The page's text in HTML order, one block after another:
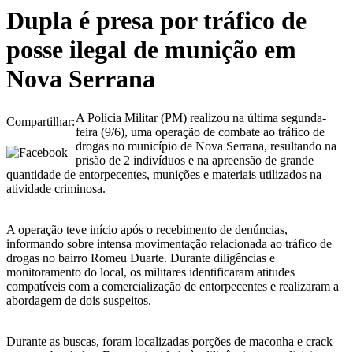
Dupla é presa por tráfico de
posse ilegal de munição em
Nova Serrana
Compartilhar:A Polícia Militar (PM) realizou na última segunda-
feira (9/6), uma operação de combate ao tráfico de
drogas no município de Nova Serrana, resultando na
prisão de 2 indivíduos e na apreensão de grande
quantidade de entorpecentes, munições e materiais utilizados na
atividade criminosa.
A operação teve início após o recebimento de denúncias,
informando sobre intensa movimentação relacionada ao tráfico de
drogas no bairro Romeu Duarte. Durante diligências e
monitoramento do local, os militares identificaram atitudes
compatíveis com a comercialização de entorpecentes e realizaram a
abordagem de dois suspeitos.
Durante as buscas, foram localizadas porções de maconha e crack